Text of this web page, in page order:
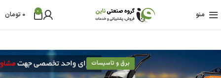
منو 0
0 تومان
برق و تاسیسات